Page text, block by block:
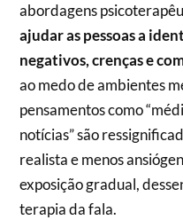
abordagens
ajudar as pessoas a
negativos, crenças e
ao medo de ambientes
pensamentos como
notícias” são
realista e menos
exposição gradual,
terapia da fala.